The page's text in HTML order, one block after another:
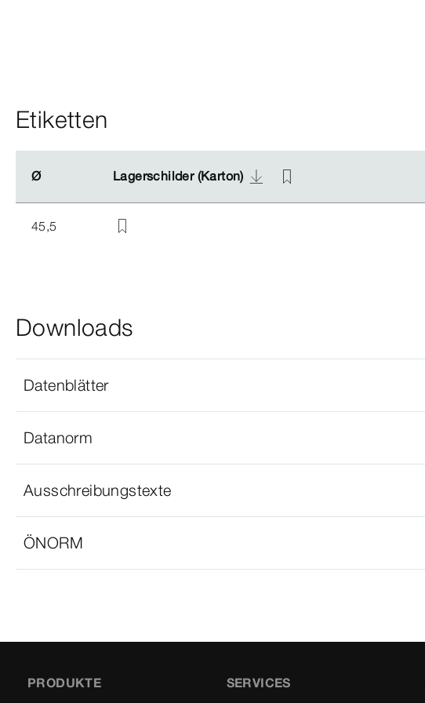
Etiketten
Ø Lagerschilder (Karton)
Ø Lagerschilder (Karton)
45,5
Downloads
Datenblätter
Datanorm
Ausschreibungstexte
ÖNORM
PRODUKTE SERVICES